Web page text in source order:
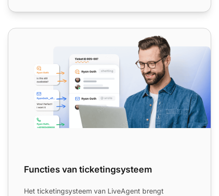
Functies van ticketingsysteem
Functies van ticketingsysteem
Het ticketingsysteem van LiveAgent brengt